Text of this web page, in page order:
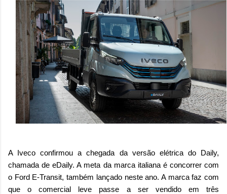
A Iveco confirmou a chegada da versão elétrica do Daily,
chamada de eDaily. A meta da marca italiana é concorrer com
o Ford E-Transit, também lançado neste ano. A marca faz com
que o comercial leve passe a ser vendido em três